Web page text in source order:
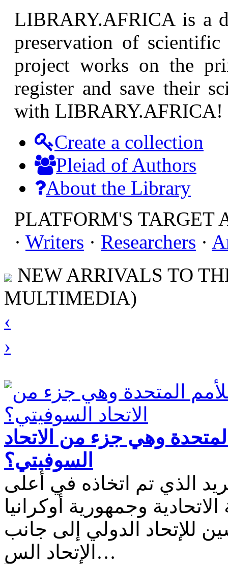
LIBRARY.AFRICA is a
preservation of
project works on the
register and save their
with LIBRARY.AFRICA!
Create a collection
Pleiad of Authors
About the Library
PLATFORM'S TARGET
· Writers · Researchers ·
NEW ARRIVALS TO
MULTIMEDIA)
‹
›
وهي جزء من الاتحاد
السوفيتي؟
الذي تم اتخاذه في أعلى
وجمهورية أوكرانيا
للإتحاد الدولي إلى جانب
الإتحاد الس…